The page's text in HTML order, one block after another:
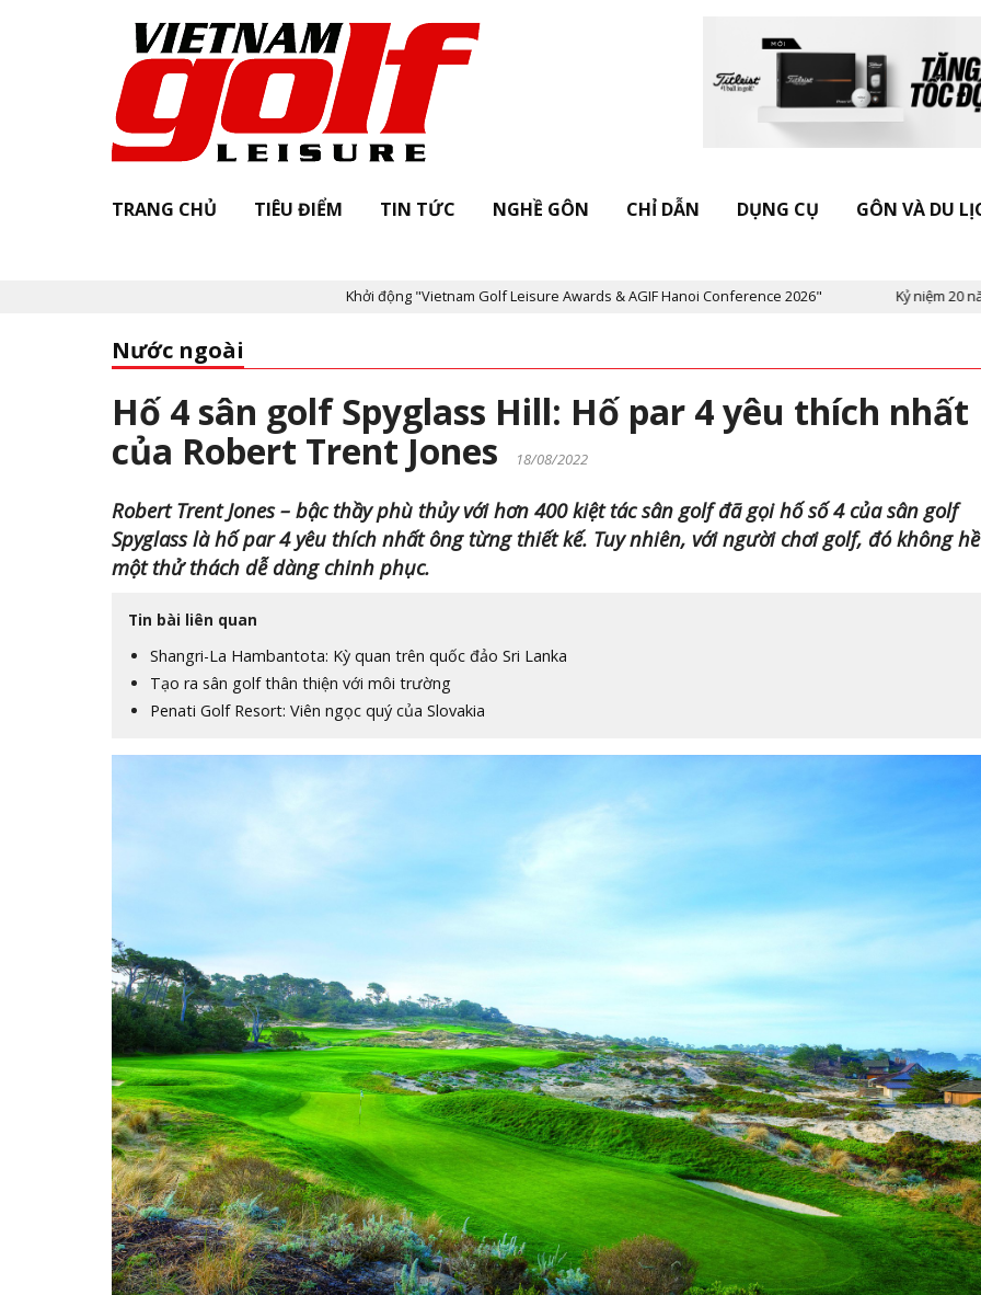
TRANG CHỦ TIÊU ĐIỂM TIN TỨC NGHỀ GÔN CHỈ DẪN DỤNG CỤ GÔN VÀ DU
Khởi động "Vietnam Golf Leisure Awards & AGIF Hanoi Conference 2026" Kỷ niệm 20 năm
Nước ngoài
Hố 4 sân golf Spyglass Hill: Hố par 4 yêu thích nhất
của Robert Trent Jones
18/08/2022
Robert Trent Jones – bậc thầy phù thủy với hơn 400 kiệt tác sân golf đã gọi hố số 4 của sân golf
Spyglass là hố par 4 yêu thích nhất ông từng thiết kế. Tuy nhiên, với người chơi golf, đó không
một thử thách dễ dàng chinh phục.
Tin bài liên quan
Shangri-La Hambantota: Kỳ quan trên quốc đảo Sri Lanka
Tạo ra sân golf thân thiện với môi trường
Penati Golf Resort: Viên ngọc quý của Slovakia